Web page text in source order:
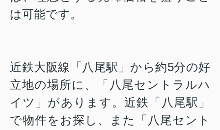
は可能です。
近鉄大阪線「八尾駅」から約5分の好
立地の場所に、「八尾セントラルハ
イツ」があります。近鉄「八尾駅」
で物件をお探し、また「八尾セント